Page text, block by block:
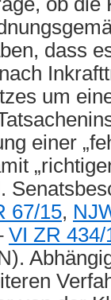
dass
um
einer
67/15,
VI ZR 434/